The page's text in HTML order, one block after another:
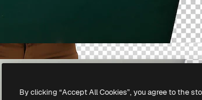
Todas as
Todos os direitos reservados.
By clicking “Accept All Cookies”, you agree to the